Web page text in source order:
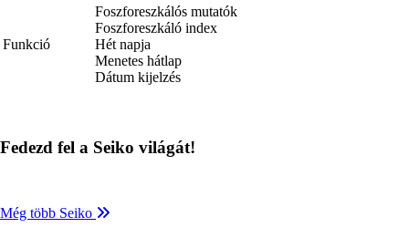
Funkció
Foszforeszkálós mutatók
Foszforeszkáló index
Hét napja
Menetes hátlap
Dátum kijelzés
Fedezd fel a Seiko világát!
Még több Seiko